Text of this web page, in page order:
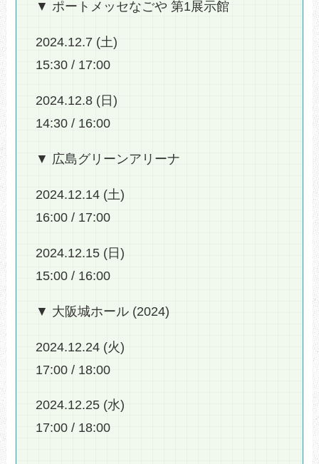
▼ ポートメッセなごや 第1展示館
2024.12.7 (土)
15:30 / 17:00
2024.12.8 (日)
14:30 / 16:00
▼ 広島グリーンアリーナ
2024.12.14 (土)
16:00 / 17:00
2024.12.15 (日)
15:00 / 16:00
▼ 大阪城ホール (2024)
2024.12.24 (火)
17:00 / 18:00
2024.12.25 (水)
17:00 / 18:00